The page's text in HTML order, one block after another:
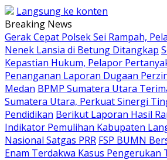
Langsung ke konten
Breaking News
Gerak Cepat Polsek Sei Rampah,
Nenek Lansia di Betung Ditangkap
Kepastian Hukum, Pelapor
Penanganan Laporan Dugaan
Medan BPMP Sumatera Utara
Sumatera Utara, Perkuat Sinergi
Pendidikan Berikut Laporan Hasil
Indikator Pemulihan Kabupaten
Nasional Satgas PRR FSP BUMN
Enam Terdakwa Kasus Pengerukan